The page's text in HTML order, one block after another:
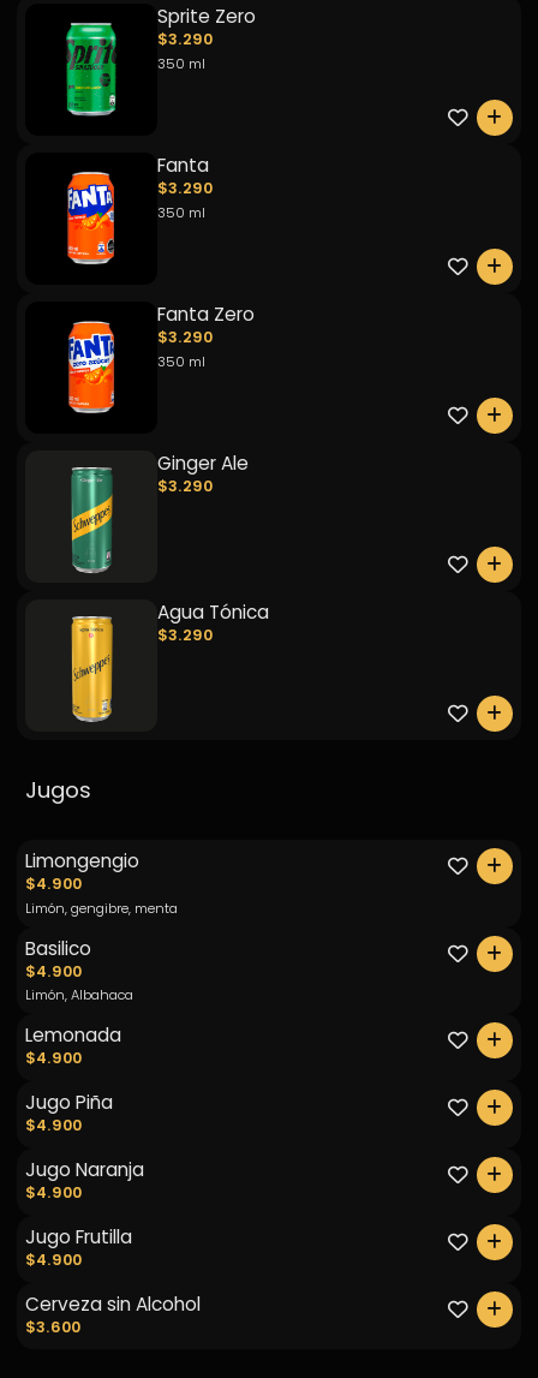
Sprite Zero
$3.290
350 ml
0
Fanta
$3.290
350 ml
0
Fanta Zero
$3.290
350 ml
0
Ginger Ale
$3.290
0
Agua Tónica
$3.290
0
Jugos
Limongengio
$4.900
Limón, gengibre, menta
0
Basilico
$4.900
Limón, Albahaca
0
Lemonada
$4.900
0
Jugo Piña
$4.900
0
Jugo Naranja
$4.900
0
Jugo Frutilla
$4.900
0
Cerveza sin Alcohol
$3.600
0